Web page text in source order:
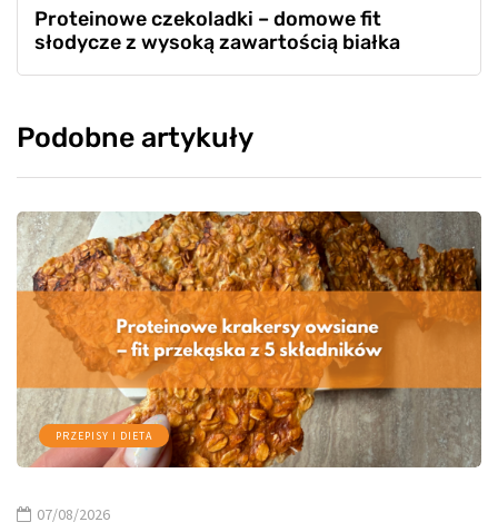
Proteinowe czekoladki – domowe fit
słodycze z wysoką zawartością białka
Podobne artykuły
PRZEPISY I DIETA
07/08/2026